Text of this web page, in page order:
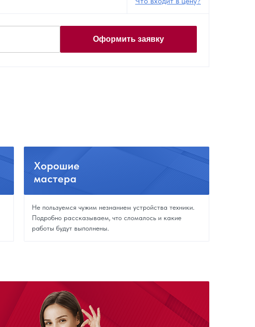
Оформить заявку
Хорошие
мастера
Не пользуемся чужим незнанием устройства техники.
Подробно рассказываем, что сломалось и какие
работы будут выполнены.